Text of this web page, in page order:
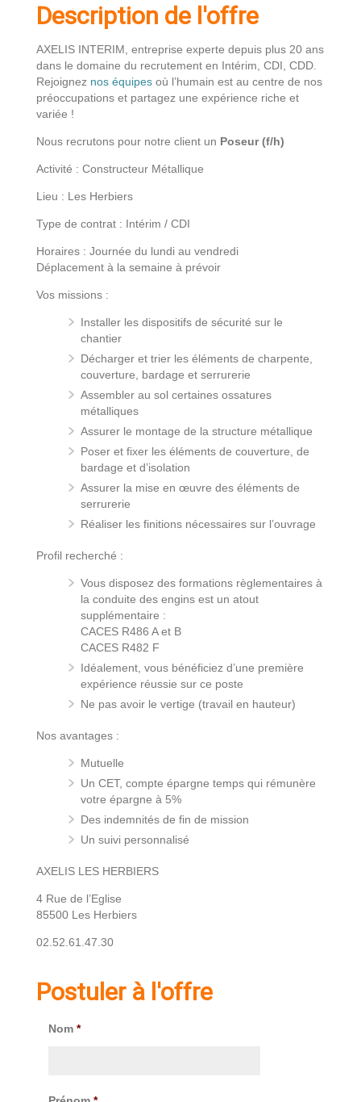
Description de l'offre
AXELIS INTERIM, entreprise experte depuis plus 20 ans
dans le domaine du recrutement en Intérim, CDI, CDD.
Rejoignez nos équipes où l’humain est au centre de nos
préoccupations et partagez une expérience riche et
variée !
Nous recrutons pour notre client un Poseur (f/h)
Activité : Constructeur Métallique
Lieu : Les Herbiers
Type de contrat : Intérim / CDI
Horaires : Journée du lundi au vendredi
Déplacement à la semaine à prévoir
Vos missions :
Installer les dispositifs de sécurité sur le
chantier
Décharger et trier les éléments de charpente,
couverture, bardage et serrurerie
Assembler au sol certaines ossatures
métalliques
Assurer le montage de la structure métallique
Poser et fixer les éléments de couverture, de
bardage et d’isolation
Assurer la mise en œuvre des éléments de
serrurerie
Réaliser les finitions nécessaires sur l’ouvrage
Profil recherché :
Vous disposez des formations règlementaires à
la conduite des engins est un atout
supplémentaire :
CACES R486 A et B
CACES R482 F
Idéalement, vous bénéficiez d’une première
expérience réussie sur ce poste
Ne pas avoir le vertige (travail en hauteur)
Nos avantages :
Mutuelle
Un CET, compte épargne temps qui rémunère
votre épargne à 5%
Des indemnités de fin de mission
Un suivi personnalisé
AXELIS LES HERBIERS
4 Rue de l’Eglise
85500 Les Herbiers
02.52.61.47.30
Postuler à l'offre
Nom *